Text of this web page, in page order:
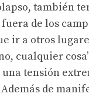
también
de los
ir a otros
cualquier
una tensión
de